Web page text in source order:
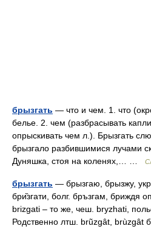
брызгать — что и чем. 1. что
белье. 2. чем (разбрасывать
опрыскивать чем л.). Брызгать
брызгало разбившимися лучами
Дуняшка, стоя на коленях,… …
брызгать — брызгаю, брызжу,
бри̏згати, болг. бръзгам, бриждя
brizgati – то же, чеш. bryzhati,
Родственно лтш. brũzgât, brùzgât